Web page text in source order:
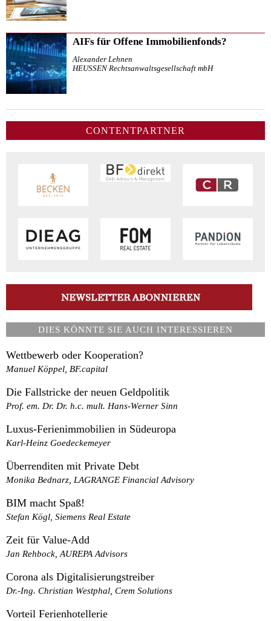
AIFs für Offene Immobilienfonds?
Alexander Lehnen
HEUSSEN Rechtsanwaltsgesellschaft mbH
CONTENTPARTNER
DIES KÖNNTE SIE AUCH INTERESSIEREN
Wettbewerb oder Kooperation?
Manuel Köppel, BF.capital
Die Fallstricke der neuen Geldpolitik
Prof. em. Dr. Dr. h.c. mult. Hans-Werner Sinn
Luxus-Ferienimmobilien in Südeuropa
Karl-Heinz Goedeckemeyer
Überrenditen mit Private Debt
Monika Bednarz, LAGRANGE Financial Advisory
BIM macht Spaß!
Stefan Kögl, Siemens Real Estate
Zeit für Value-Add
Jan Rehbock, AUREPA Advisors
Corona als Digitalisierungstreiber
Dr.-Ing. Christian Westphal, Crem Solutions
Vorteil Ferienhotellerie